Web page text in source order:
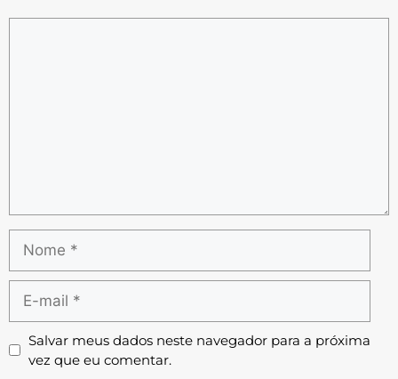
Salvar meus dados neste navegador para a próxima
vez que eu comentar.